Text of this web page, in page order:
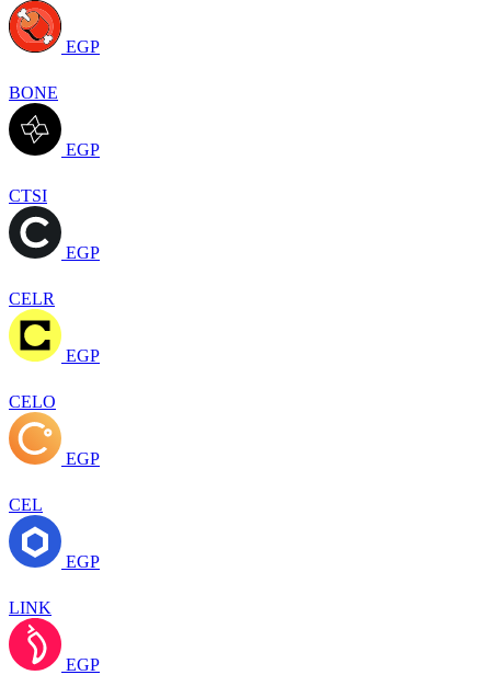
EGP
BONE
EGP
CTSI
EGP
CELR
EGP
CELO
EGP
CEL
EGP
LINK
EGP